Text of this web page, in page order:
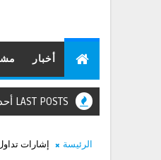
أخبار
LAST POSTS أحدث المشاركات
الرئيسة إشارات